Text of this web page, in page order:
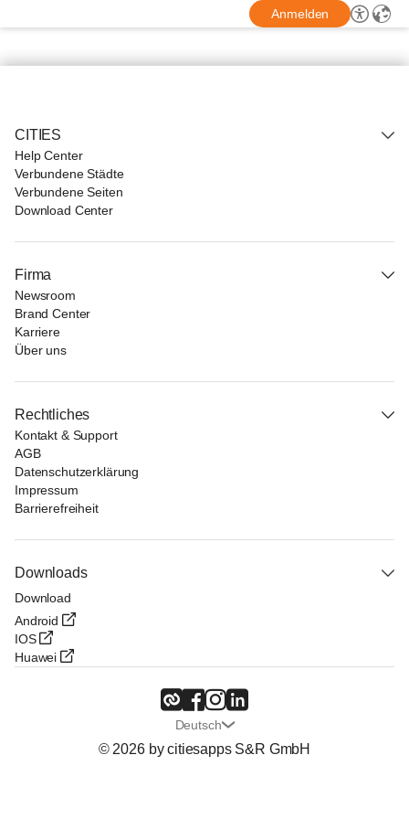
Anmelden
CITIES
Help Center
Verbundene Städte
Verbundene Seiten
Download Center
Firma
Newsroom
Brand Center
Karriere
Über uns
Rechtliches
Kontakt & Support
AGB
Datenschutzerklärung
Impressum
Barrierefreiheit
Downloads
Download
Android
IOS
Huawei
Deutsch
© 2026 by citiesapps S&R GmbH